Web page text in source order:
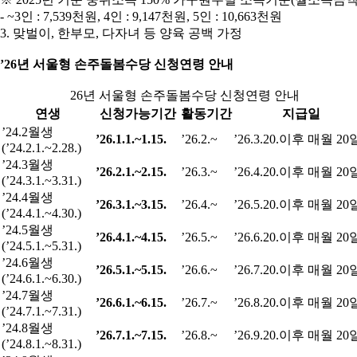
- ~3인 : 7,539천원, 4인 : 9,147천원, 5인 : 10,663천원
3. 맞벌이, 한부모, 다자녀 등 양육 공백 가정
’26년 서울형 손주돌봄수당 신청연령 안내
26년 서울형 손주돌봄수당 신청연령 안내
연생
신청가능기간 활동기간
지급일
’24.2월생
(’24.2.1.~2.28.)
’26.1.1.~1.15. ’26.2.~
’26.3.20.이후 매월 20
’24.3월생
(’24.3.1.~3.31.)
’26.2.1.~2.15. ’26.3.~
’26.4.20.이후 매월 20
’24.4월생
(’24.4.1.~4.30.)
’26.3.1.~3.15. ’26.4.~
’26.5.20.이후 매월 20
’24.5월생
(’24.5.1.~5.31.)
’26.4.1.~4.15. ’26.5.~
’26.6.20.이후 매월 20
’24.6월생
(’24.6.1.~6.30.)
’26.5.1.~5.15. ’26.6.~
’26.7.20.이후 매월 20
’24.7월생
(’24.7.1.~7.31.)
’26.6.1.~6.15. ’26.7.~
’26.8.20.이후 매월 20
’24.8월생
(’24.8.1.~8.31.)
’26.7.1.~7.15. ’26.8.~
’26.9.20.이후 매월 20